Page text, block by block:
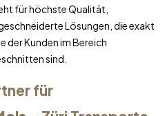
für höchste Qualität,
Lösungen, die exakt
der Kunden im Bereich
sind.
für